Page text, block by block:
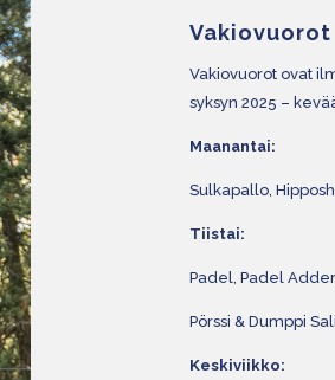
Vakiovuorot
Vakiovuorot ovat
syksyn 2025 –
Maanantai:
Sulkapallo,
Tiistai:
Padel, Padel
Pörssi & Dumppi
Keskiviikko: